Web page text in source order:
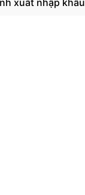
xuất nhập khẩu